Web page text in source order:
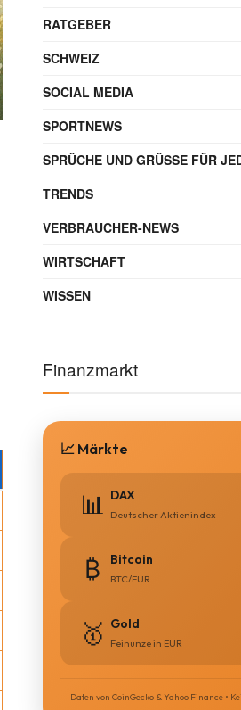
RATGEBER
SCHWEIZ
SOCIAL MEDIA
SPORTNEWS
SPRÜCHE UND GRÜSSE FÜR
TRENDS
VERBRAUCHER-NEWS
WIRTSCHAFT
WISSEN
Finanzmarkt
📈 Märkte
📊 DAX
Deutscher Aktienindex
₿ Bitcoin
BTC/EUR
🥇 Gold
Feinunze in EUR
Daten von CoinGecko & Yahoo Finance •